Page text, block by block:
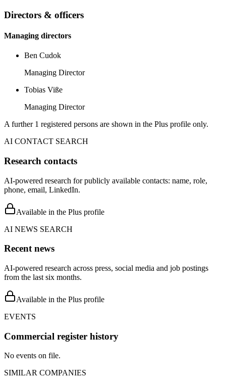
Directors & officers
Managing directors
Ben Cudok
Managing Director
Tobias Viße
Managing Director
A further 1 registered persons are shown in the Plus profile only.
AI CONTACT SEARCH
Research contacts
AI-powered research for publicly available contacts: name, role,
phone, email, LinkedIn.
Available in the Plus profile
AI NEWS SEARCH
Recent news
AI-powered research across press, social media and job postings
from the last six months.
Available in the Plus profile
EVENTS
Commercial register history
No events on file.
SIMILAR COMPANIES